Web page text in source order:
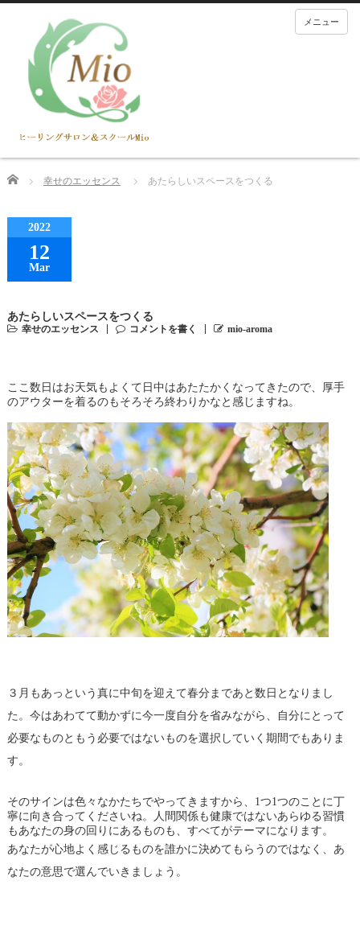
メニュー
Home 幸せのエッセンス あたらしいスペースをつくる
2022
12
Mar
あたらしいスペースをつくる
幸せのエッセンス コメントを書く mio-aroma
ここ数日はお天気もよくて日中はあたたかくなってきたので、厚手
のアウターを着るのもそろそろ終わりかなと感じますね。
３月もあっという真に中旬を迎えて春分まであと数日となりまし
た。今はあわてて動かずに今一度自分を省みながら、自分にとって
必要なものともう必要ではないものを選択していく期間でもありま
す。
そのサインは色々なかたちでやってきますから、1つ1つのことに丁
寧に向き合ってくださいね。人間関係も健康ではないあらゆる習慣
もあなたの身の回りにあるものも、すべてがテーマになります。
あなたが心地よく感じるものを誰かに決めてもらうのではなく、あ
なたの意思で選んでいきましょう。